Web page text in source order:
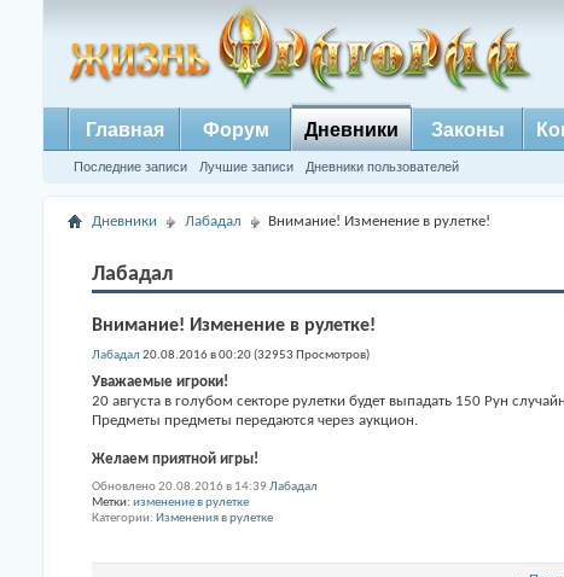
Главная Форум Дневники
Последние записи Лучшие записи Дневники пользователей
Законы
Дневники Лабадал Внимание! Изменение в рулетке!
Лабадал
Внимание! Изменение в рулетке!
Лабадал 20.08.2016 в 00:20 (32953 Просмотров)
Уважаемые игроки!
20 августа в голубом секторе рулетки будет выпадать 150 Рун
Предметы предметы передаются через аукцион.
Желаем приятной игры!
Обновлено 20.08.2016 в 14:39 Лабадал
Метки: изменение в рулетке
Категории Изменения в рулетке